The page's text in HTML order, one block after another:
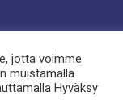
jotta voimme
muistamalla
Hyväksy